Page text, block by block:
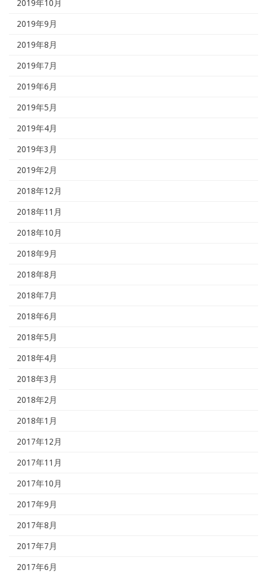
2019年10月
2019年9月
2019年8月
2019年7月
2019年6月
2019年5月
2019年4月
2019年3月
2019年2月
2018年12月
2018年11月
2018年10月
2018年9月
2018年8月
2018年7月
2018年6月
2018年5月
2018年4月
2018年3月
2018年2月
2018年1月
2017年12月
2017年11月
2017年10月
2017年9月
2017年8月
2017年7月
2017年6月